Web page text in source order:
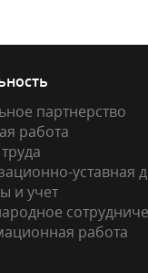
партнерство
работа
уставная
и учет
работа